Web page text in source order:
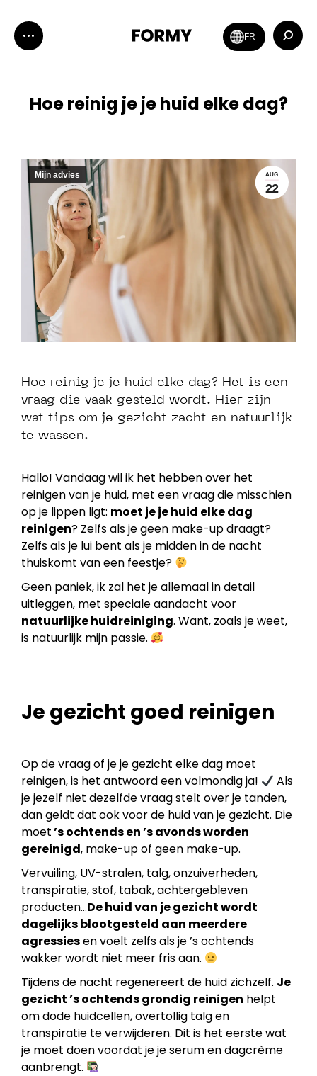
FR
Zoeken:
Hoe reinig je je huid elke dag?
AUG
22
Mijn advies
Hoe reinig je je huid elke dag? Het is een
vraag die vaak gesteld wordt. Hier zijn
wat tips om je gezicht zacht en natuurlijk
te wassen.
Hallo! Vandaag wil ik het hebben over het
reinigen van je huid, met een vraag die misschien
op je lippen ligt: moet je je huid elke dag
reinigen? Zelfs als je geen make-up draagt?
Zelfs als je lui bent als je midden in de nacht
thuiskomt van een feestje?
Geen paniek, ik zal het je allemaal in detail
uitleggen, met speciale aandacht voor
natuurlijke huidreiniging. Want, zoals je weet,
is natuurlijk mijn passie.
Je gezicht goed reinigen
Op de vraag of je je gezicht elke dag moet
reinigen, is het antwoord een volmondig ja!
Als
je jezelf niet dezelfde vraag stelt over je tanden,
dan geldt dat ook voor de huid van je gezicht. Die
moet’s ochtends en ’s avonds worden
gereinigd, make-up of geen make-up.
Vervuiling, UV-stralen, talg, onzuiverheden,
transpiratie, stof, tabak, achtergebleven
producten…De huid van je gezicht wordt
dagelijks blootgesteld aan meerdere
agressiesen voelt zelfs als je ’s ochtends
wakker wordt niet meer fris aan.
Tijdens de nacht regenereert de huid zichzelf. Je
gezicht ’s ochtends grondig reinigen helpt
om dode huidcellen, overtollig talg en
transpiratie te verwijderen. Dit is het eerste wat
je moet doen voordat je jeserumendagcrème
aanbrengt.